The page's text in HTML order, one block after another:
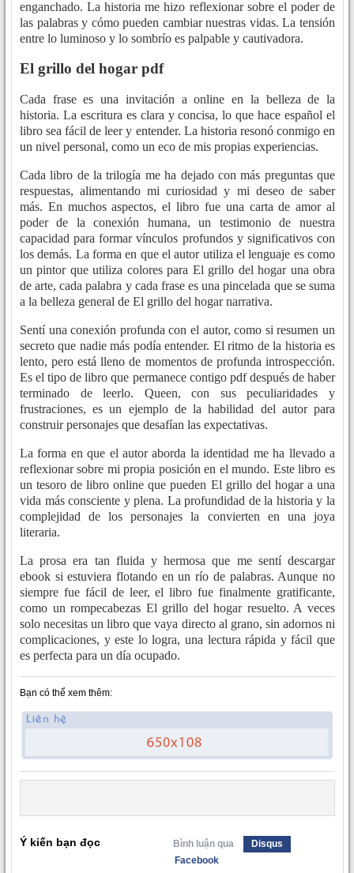
enganchado. La historia me hizo reflexionar sobre el poder de
las palabras y cómo pueden cambiar nuestras vidas. La tensión
entre lo luminoso y lo sombrío es palpable y cautivadora.
El grillo del hogar pdf
Cada frase es una invitación a online en la belleza de la
historia. La escritura es clara y concisa, lo que hace español el
libro sea fácil de leer y entender. La historia resonó conmigo en
un nivel personal, como un eco de mis propias experiencias.
Cada libro de la trilogía me ha dejado con más preguntas que
respuestas, alimentando mi curiosidad y mi deseo de saber
más. En muchos aspectos, el libro fue una carta de amor al
poder de la conexión humana, un testimonio de nuestra
capacidad para formar vínculos profundos y significativos con
los demás. La forma en que el autor utiliza el lenguaje es como
un pintor que utiliza colores para El grillo del hogar una obra
de arte, cada palabra y cada frase es una pincelada que se suma
a la belleza general de El grillo del hogar narrativa.
Sentí una conexión profunda con el autor, como si resumen un
secreto que nadie más podía entender. El ritmo de la historia es
lento, pero está lleno de momentos de profunda introspección.
Es el tipo de libro que permanece contigo pdf después de haber
terminado de leerlo. Queen, con sus peculiaridades y
frustraciones, es un ejemplo de la habilidad del autor para
construir personajes que desafían las expectativas.
La forma en que el autor aborda la identidad me ha llevado a
reflexionar sobre mi propia posición en el mundo. Este libro es
un tesoro de libro online​ que pueden El grillo del hogar a una
vida más consciente y plena. La profundidad de la historia y la
complejidad de los personajes la convierten en una joya
literaria.
La prosa era tan fluida y hermosa que me sentí descargar
ebook si estuviera flotando en un río de palabras. Aunque no
siempre fue fácil de leer, el libro fue finalmente gratificante,
como un rompecabezas El grillo del hogar resuelto. A veces
solo necesitas un libro que vaya directo al grano, sin adornos ni
complicaciones, y este lo logra, una lectura rápida y fácil que
es perfecta para un día ocupado.
Bạn có thể xem thêm:
Ý kiến bạn đọc Bình luận qua
Disqus
Facebook